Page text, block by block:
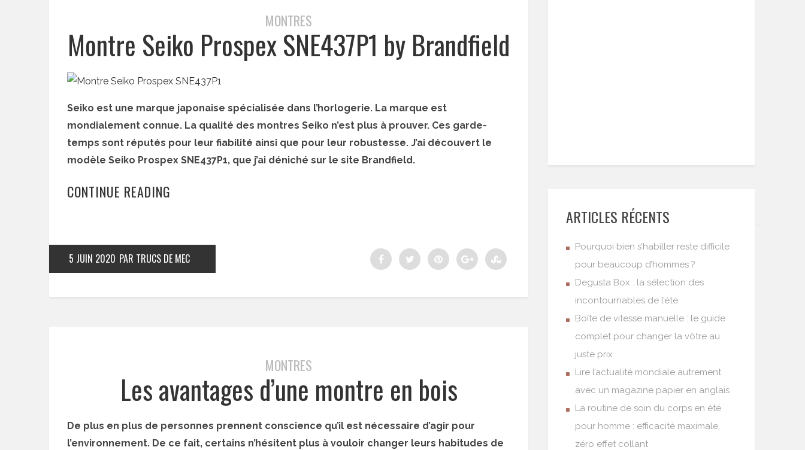
MONTRES
Montre Seiko Prospex SNE437P1 by Brandfield
Seiko est une marque japonaise spécialisée dans l’horlogerie. La marque est
mondialement connue. La qualité des montres Seiko n’est plus à prouver. Ces garde-
temps sont réputés pour leur fiabilité ainsi que pour leur robustesse. J’ai découvert le
modèle Seiko Prospex SNE437P1, que j’ai déniché sur le site Brandfield.
CONTINUE READING
5 JUIN 2020 PAR TRUCS DE MEC
MONTRES
Les avantages d’une montre en bois
De plus en plus de personnes prennent conscience qu’il est nécessaire d’agir pour
l’environnement. De ce fait, certains n’hésitent plus à vouloir changer leurs habitudes de
ARTICLES RÉCENTS
Pourquoi bien s’habiller reste difficile
pour beaucoup d’hommes ?
Degusta Box : la sélection des
incontournables de l’été
Boîte de vitesse manuelle : le guide
complet pour changer la vôtre au
juste prix
Lire l’actualité mondiale autrement
avec un magazine papier en anglais
La routine de soin du corps en été
pour homme : efficacité maximale,
zéro effet collant